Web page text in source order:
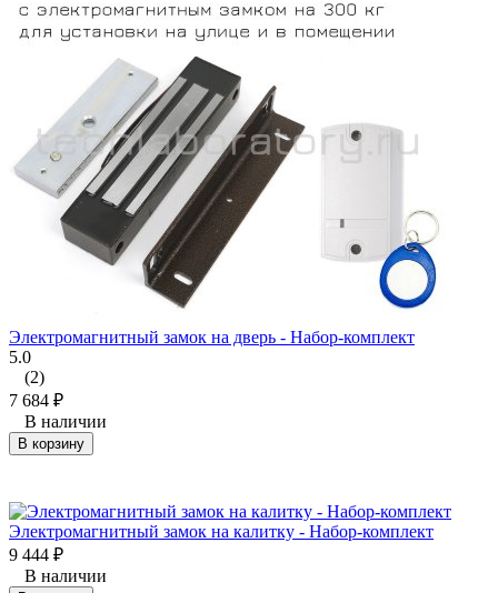
Электромагнитный замок на дверь - Набор-комплект
5.0
(2)
7 684 ₽
В наличии
В корзину
Электромагнитный замок на калитку - Набор-комплект
9 444 ₽
В наличии